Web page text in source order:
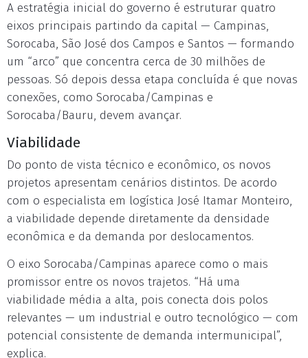
A estratégia inicial do governo é estruturar quatro
eixos principais partindo da capital — Campinas,
Sorocaba, São José dos Campos e Santos — formando
um “arco” que concentra cerca de 30 milhões de
pessoas. Só depois dessa etapa concluída é que novas
conexões, como Sorocaba/Campinas e
Sorocaba/Bauru, devem avançar.
Viabilidade
Do ponto de vista técnico e econômico, os novos
projetos apresentam cenários distintos. De acordo
com o especialista em logística José Itamar Monteiro,
a viabilidade depende diretamente da densidade
econômica e da demanda por deslocamentos.
O eixo Sorocaba/Campinas aparece como o mais
promissor entre os novos trajetos. “Há uma
viabilidade média a alta, pois conecta dois polos
relevantes — um industrial e outro tecnológico — com
potencial consistente de demanda intermunicipal”,
explica.